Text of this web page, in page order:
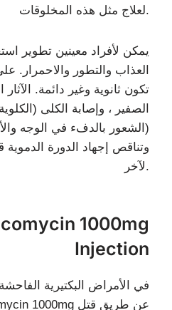
لعلاج مثل هذه المخلوقات.
يمكن لأفراد معينين تطوير
العذاب والتطور والاحمرار.
تكون ثانوية وغير دائمة.
الصفير ، وإصابة الكلى
(الشعور بالدفء في الوجه
وتناقص إجهاد الدورة
لآخر.
Injection
في الأمراض البكتيرية الفاحشة